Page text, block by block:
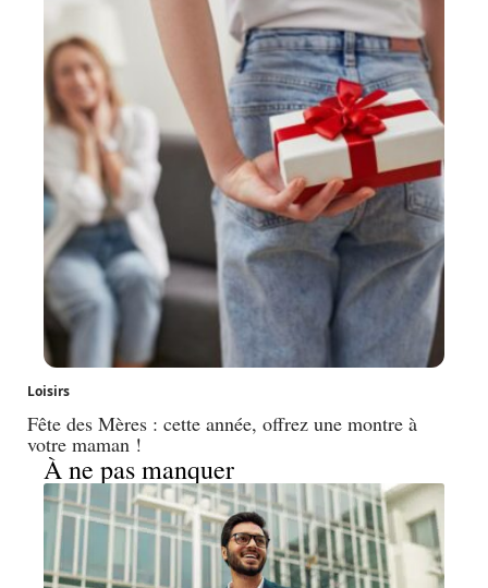
Loisirs
Fête des Mères : cette année, offrez une montre à
votre maman !
À ne pas manquer